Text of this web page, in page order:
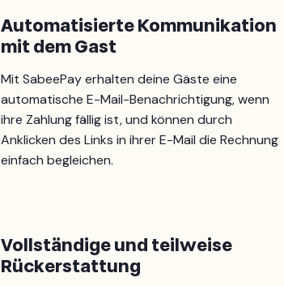
Automatisierte Kommunikation
mit dem Gast
Mit SabeePay erhalten deine Gäste eine
automatische E-Mail-Benachrichtigung, wenn
ihre Zahlung fällig ist, und können durch
Anklicken des Links in ihrer E-Mail die Rechnung
einfach begleichen.
Vollständige und teilweise
Rückerstattung